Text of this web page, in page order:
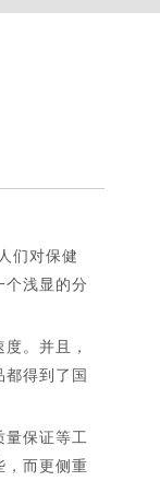
们对保健
浅显的分
。并且，
得到了国
保证等工
，而更侧重